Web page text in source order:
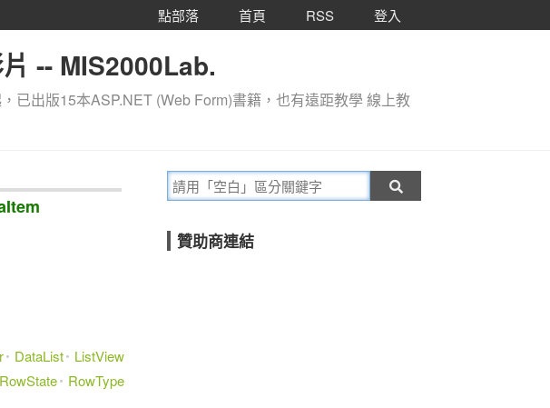
點部落 首頁 RSS 登入
-- MIS2000Lab.
已出版15本ASP.NET (Web Form)書籍，也有遠距教學 線上教
DataList
ListView
RowState RowType
贊助商連結